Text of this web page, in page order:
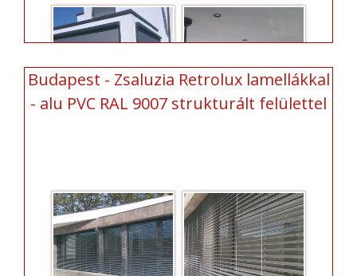
Budapest - Zsaluzia Retrolux lamellákkal
- alu PVC RAL 9007 strukturált felülettel